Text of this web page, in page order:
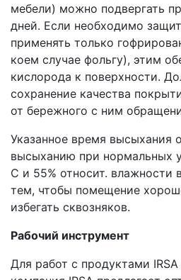
мебели) можно подвергать
дней. Если необходимо
применять только
коем случае фольгу), этим
кислорода к поверхности.
сохранение качества
от бережного с ним
Указанное время высыхания
высыханию при нормальных
С и 55% относит. влажности
тем, чтобы помещение
избегать сквозняков.
Рабочий инструмент
Для работ с продуктами